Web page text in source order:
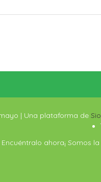
| Una plataforma de
ahora¡ Somos